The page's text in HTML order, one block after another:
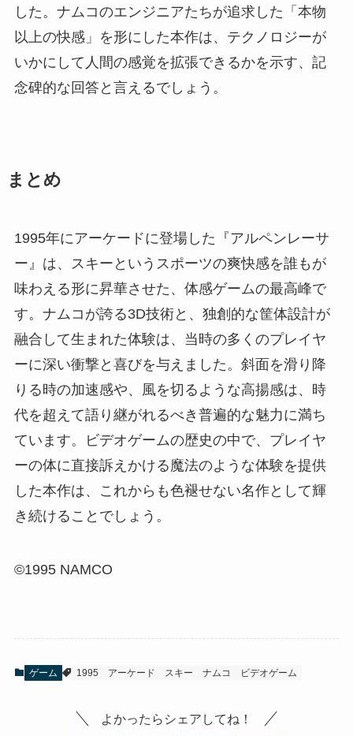
した。ナムコのエンジニアたちが追求した「本物
以上の快感」を形にした本作は、テクノロジーが
いかにして人間の感覚を拡張できるかを示す、記
念碑的な回答と言えるでしょう。
まとめ
1995年にアーケードに登場した『アルペンレーサ
ー』は、スキーというスポーツの爽快感を誰もが
味わえる形に昇華させた、体感ゲームの最高峰で
す。ナムコが誇る3D技術と、独創的な筐体設計が
融合して生まれた体験は、当時の多くのプレイヤ
ーに深い衝撃と喜びを与えました。斜面を滑り降
りる時の加速感や、風を切るような高揚感は、時
代を超えて語り継がれるべき普遍的な魅力に満ち
ています。ビデオゲームの歴史の中で、プレイヤ
ーの体に直接訴えかける魔法のような体験を提供
した本作は、これからも色褪せない名作として輝
き続けることでしょう。
©1995 NAMCO
ゲーム 1995 アーケード スキー ナムコ ビデオゲーム
よかったらシェアしてね！